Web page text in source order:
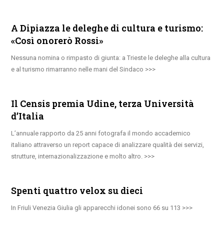
A Dipiazza le deleghe di cultura e turismo:
«Così onorerò Rossi»
Nessuna nomina o rimpasto di giunta: a Trieste le deleghe alla cultura
e al turismo rimarranno nelle mani del Sindaco
Il Censis premia Udine, terza Università
d’Italia
L’annuale rapporto da 25 anni fotografa il mondo accademico
italiano attraverso un report capace di analizzare qualità dei servizi,
strutture, internazionalizzazione e molto altro.
Spenti quattro velox su dieci
In Friuli Venezia Giulia gli apparecchi idonei sono 66 su 113